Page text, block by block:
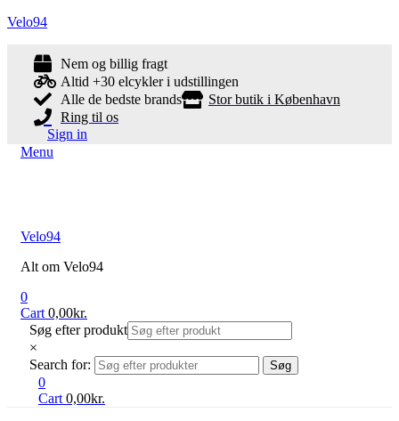
Velo94
Nem og billig fragt
Altid +30 elcykler i udstillingen
Alle de bedste brands
Stor butik i København
Ring til os
Sign in
Menu
Velo94
Alt om Velo94
0
Cart 0,00kr.
Søg efter produkt
×
Search for:
Søg
0
Cart 0,00kr.